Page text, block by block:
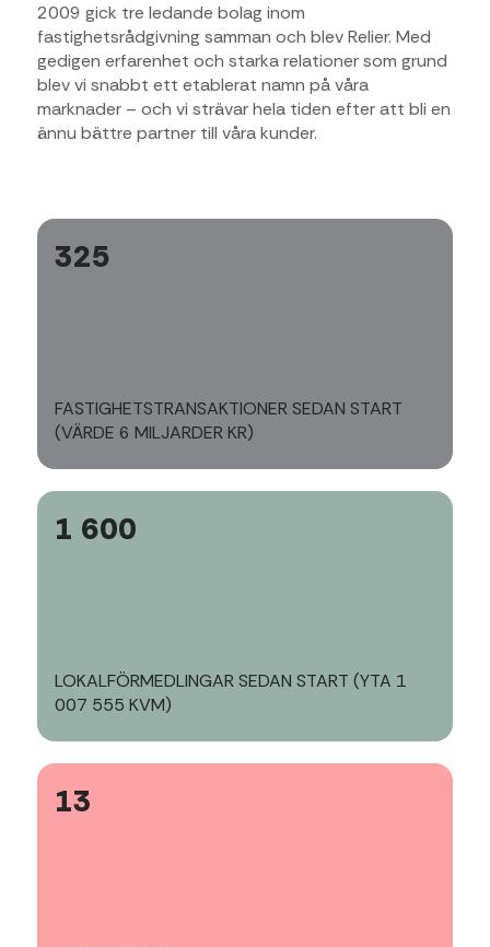
2009 gick tre ledande bolag inom
fastighetsrådgivning samman och blev Relier. Med
gedigen erfarenhet och starka relationer som grund
blev vi snabbt ett etablerat namn på våra
marknader – och vi strävar hela tiden efter att bli en
ännu bättre partner till våra kunder.
325
FASTIGHETSTRANSAKTIONER SEDAN START
(VÄRDE 6 MILJARDER KR)
1 600
LOKALFÖRMEDLINGAR SEDAN START (YTA 1
007 555 KVM)
13